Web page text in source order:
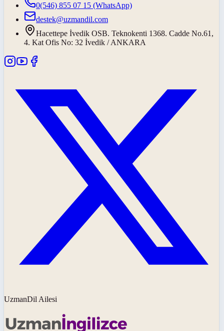
0(546) 855 07 15 (WhatsApp)
destek@uzmandil.com
Hacettepe İvedik OSB. Teknokenti 1368. Cadde No.61,
4. Kat Ofis No: 32 İvedik / ANKARA
UzmanDil Ailesi